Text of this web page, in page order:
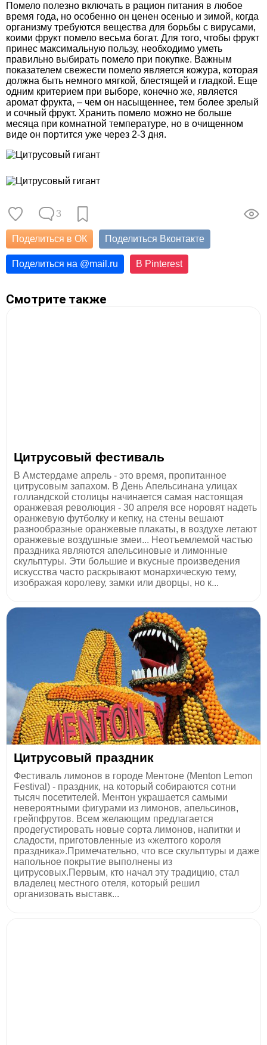
Помело полезно включать в рацион питания в любое
время года, но особенно он ценен осенью и зимой, когда
организму требуются вещества для борьбы с вирусами,
коими фрукт помело весьма богат. Для того, чтобы фрукт
принес максимальную пользу, необходимо уметь
правильно выбирать помело при покупке. Важным
показателем свежести помело является кожура, которая
должна быть немного мягкой, блестящей и гладкой. Еще
одним критерием при выборе, конечно же, является
аромат фрукта, – чем он насыщеннее, тем более зрелый
и сочный фрукт. Хранить помело можно не больше
месяца при комнатной температуре, но в очищенном
виде он портится уже через 2-3 дня.
3
Поделиться в ОК Поделиться Вконтакте
Поделиться на @mail.ru В Pinterest
Смотрите также
Цитрусовый фестиваль
В Амстердаме апрель - это время, пропитанное
цитрусовым запахом. В День Апельсинана улицах
голландской столицы начинается самая настоящая
оранжевая революция - 30 апреля все норовят надеть
оранжевую футболку и кепку, на стены вешают
разнообразные оранжевые плакаты, в воздухе летают
оранжевые воздушные змеи... Неотъемлемой частью
праздника являются апельсиновые и лимонные
скульптуры. Эти большие и вкусные произведения
искусства часто раскрывают монархическую тему,
изображая королеву, замки или дворцы, но к...
Цитрусовый праздник
Фестиваль лимонов в городе Ментоне (Menton Lemon
Festival) - праздник, на который собираются сотни
тысяч посетителей. Ментон украшается самыми
невероятными фигурами из лимонов, апельсинов,
грейпфрутов. Всем желающим предлагается
продегустировать новые сорта лимонов, напитки и
сладости, приготовленные из «желтого короля
праздника».Примечательно, что все скульптуры и даже
напольное покрытие выполнены из
цитрусовых.Первым, кто начал эту традицию, стал
владелец местного отеля, который решил
организовать выставк...